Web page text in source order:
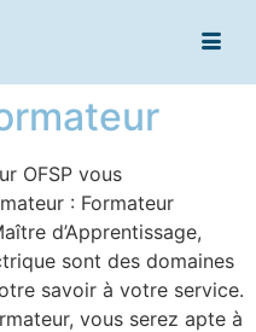
OFSP vous
: Formateur
d’Apprentissage,
sont des domaines
savoir à votre service.
vous serez apte à